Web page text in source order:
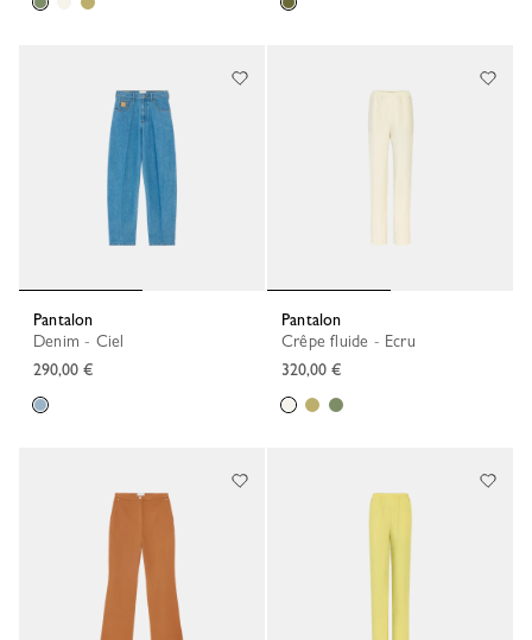
Pantalon
Denim - Ciel
290,00 €
Pantalon
Crêpe fluide - Ecru
320,00 €